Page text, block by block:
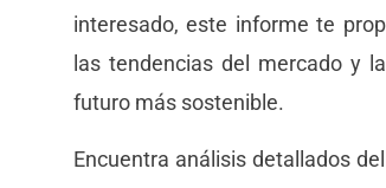
interesado, este informe te
las tendencias del mercado y
futuro más sostenible.
Encuentra análisis detallados